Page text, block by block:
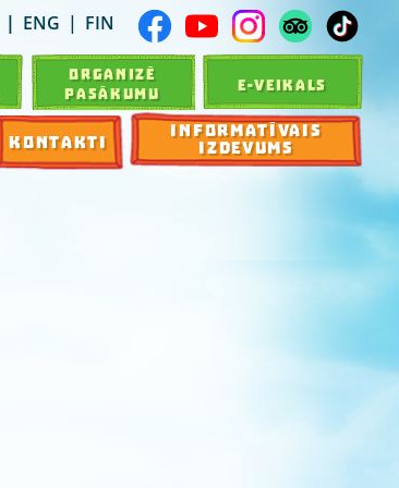
ENG FIN
ORGANIZĒ
PASĀKUMU
E-VEIKALS
KONTAKTI
INFORMATĪVAIS
IZDEVUMS